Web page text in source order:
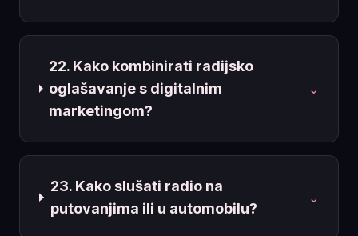
22. Kako kombinirati radijsko
oglašavanje s digitalnim
marketingom?
⌄
23. Kako slušati radio na
putovanjima ili u automobilu?
⌄